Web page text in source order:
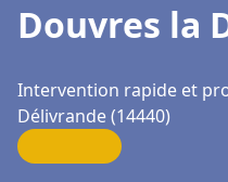
Douvres la
Intervention rapide et
Délivrande (14440)